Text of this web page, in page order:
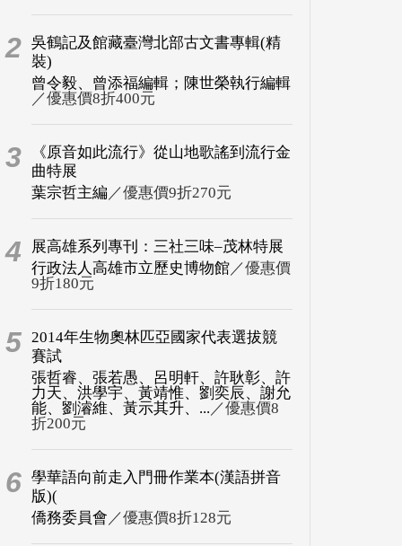
2 吳鶴記及館藏臺灣北部古文書專輯(精
裝)
曾令毅、曾添福編輯；陳世榮執行編輯
／優惠價8折400元
3
《原音如此流行》從山地歌謠到流行金
曲特展
葉宗哲主編 ／優惠價9折270元
4
展高雄系列專刊：三社三味–茂林特展
行政法人高雄市立歷史博物館／優惠價
9折180元
5 2014年生物奧林匹亞國家代表選拔競
賽試
張哲睿、張若愚、呂明軒、許耿彰、許
力天、洪學宇、黃靖惟、劉奕辰、謝允
能、劉濬維、黃示其升、... ／優惠價8
折200元
6 學華語向前走入門冊作業本(漢語拼音
版)(
僑務委員會 ／優惠價8折128元